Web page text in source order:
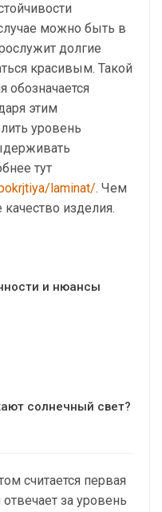
можно быть в
долгие
красивым. Такой
обозначается
этим
уровень
тут
laminat/. Чем
изделия.
и нюансы
солнечный свет?
считается первая
за уровень